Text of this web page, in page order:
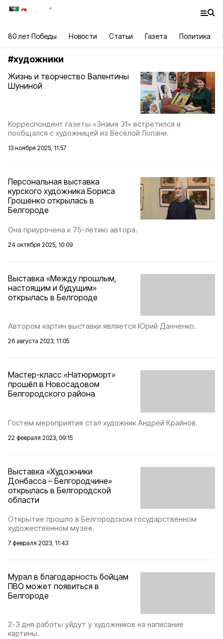
80 лет Победы Новости Статьи Газета Политика
#художники
Жизнь и творчество Валентины
Шуниной
Корреспондент газеты «Знамя 31» встретился и
пообщался с художницей из Весёлой Лопани.
13 ноября 2025, 11:57
Персональная выставка
курского художника Бориса
Грошенко открылась в
Белгороде
Она приурочена к 75-летию автора.
24 октября 2025, 10:09
Выставка «Между прошлым,
настоящим и будущим»
открылась в Белгороде
Автором картин выставки является Юрий Данченко.
26 августа 2023, 11:05
Мастер-класс «Натюрморт»
прошёл в Новосадовом
Белгородского района
Гостем мероприятия стал художник Андрей Крайнов.
22 февраля 2023, 09:15
Выставка «Художники
Донбасса – Белгородчине»
открылась в Белгородской
области
Открытие прошло в Белгородском государственном
художественном музее.
7 февраля 2023, 11:43
Мурал в благодарность бойцам
ПВО может появиться в
Белгороде
2-3 дня работы уйдут у художников на написание
картины.